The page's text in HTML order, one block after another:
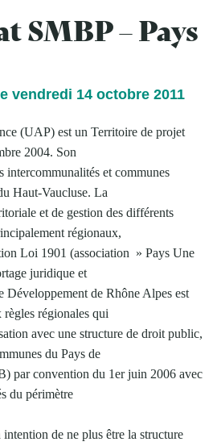
SMBP – Pays
vendredi 14 octobre 2011
(UAP) est un Territoire de projet
2004. Son
intercommunalités et communes
Haut-Vaucluse. La
et de gestion des différents
régionaux,
Loi 1901 (association » Pays Une
juridique et
Développement de Rhône Alpes est
régionales qui
avec une structure de droit public,
du Pays de
par convention du 1er juin 2006 avec
du périmètre
de ne plus être la structure